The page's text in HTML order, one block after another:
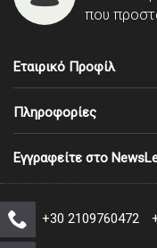
που
Εταιρικό Προφίλ
Πληροφορίες
Εγγραφείτε στο
+30 2109760472